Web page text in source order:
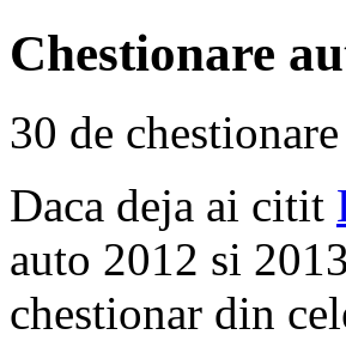
Chestionare
30 de
Daca deja ai citit
auto 2012 si
chestionar din